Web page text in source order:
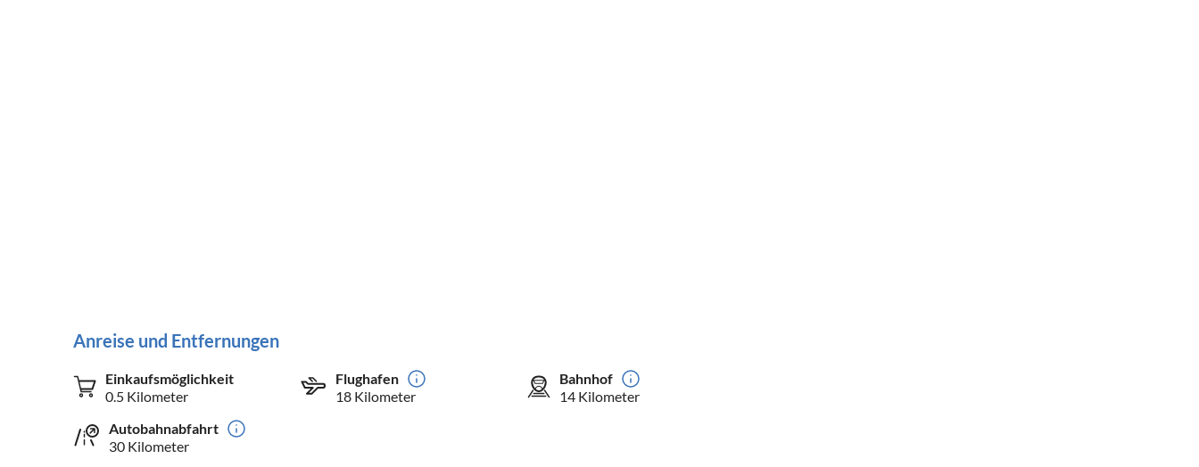
Anreise und Entfernungen
Einkaufsmöglichkeit
0.5 Kilometer
Flughafen
18 Kilometer
Bahnhof
14 Kilometer
Autobahnabfahrt
30 Kilometer